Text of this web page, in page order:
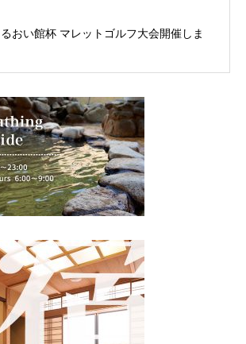
るおい館杯 マレットゴルフ大会開催しま